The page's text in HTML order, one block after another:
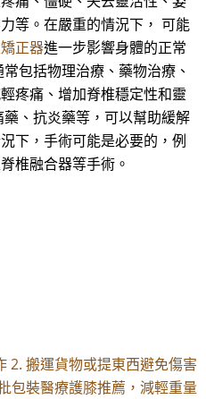
等。在嚴重的情況下， 可能
正器進一步影響身體的正常
包括物理治療、藥物治療、
疼痛、增加脊椎穩定性和靈
、抗炎藥等，可以幫助緩解
下，手術可能是必要的，例
椎融合器等手術。
2. 搬運貨物或提東西避免傷害
包裝醫療護膝推薦，減輕重量